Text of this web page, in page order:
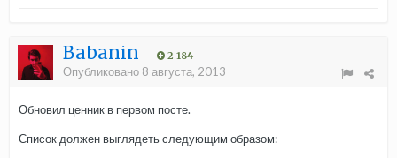
Babanin 2 184
Опубликовано 8 августа, 2013
Обновил ценник в первом посте.
Список должен выглядеть следующим образом: